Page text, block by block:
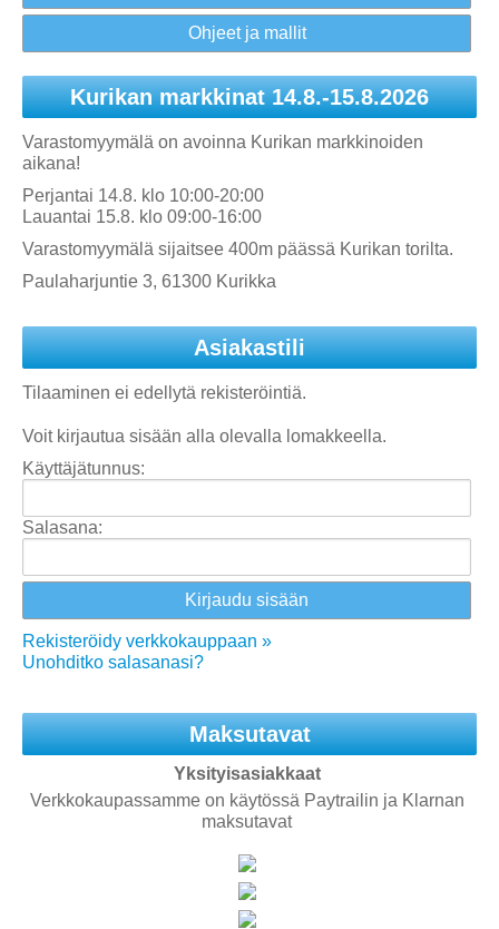
Ohjeet ja mallit
Kurikan markkinat 14.8.-15.8.2026
Varastomyymälä on avoinna Kurikan markkinoiden
aikana!
Perjantai 14.8. klo 10:00-20:00
Lauantai 15.8. klo 09:00-16:00
Varastomyymälä sijaitsee 400m päässä Kurikan torilta.
Paulaharjuntie 3, 61300 Kurikka
Asiakastili
Tilaaminen ei edellytä rekisteröintiä.
Voit kirjautua sisään alla olevalla lomakkeella.
Käyttäjätunnus:
Salasana:
Rekisteröidy verkkokauppaan »
Unohditko salasanasi?
Maksutavat
Yksityisasiakkaat
Verkkokaupassamme on käytössä Paytrailin ja Klarnan
maksutavat